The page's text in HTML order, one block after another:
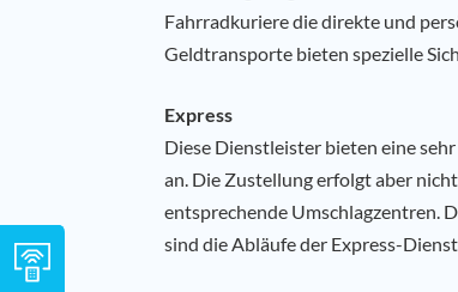
Fahrradkuriere die direkte und
Geldtransporte bieten spezielle
Express
Diese Dienstleister bieten eine
an. Die Zustellung erfolgt aber
entsprechende Umschlagzentren.
sind die Abläufe der Express-